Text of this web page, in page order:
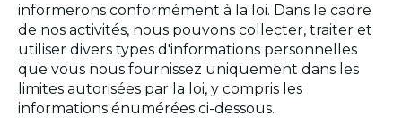
informerons conformément à la loi. Dans le cadre
de nos activités, nous pouvons collecter, traiter et
utiliser divers types d'informations personnelles
que vous nous fournissez uniquement dans les
limites autorisées par la loi, y compris les
informations énumérées ci-dessous.